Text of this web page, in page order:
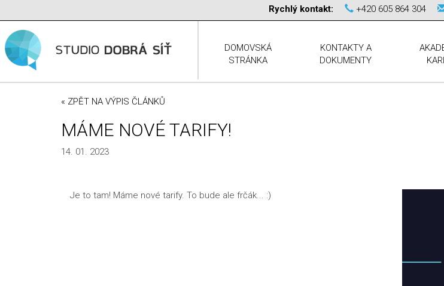
Rychlý kontakt: +420 605 864 304
DOMOVSKÁ
STRÁNKA
KONTAKTY A
DOKUMENTY
« ZPĚT NA VÝPIS ČLÁNKŮ
MÁME NOVÉ TARIFY!
14. 01. 2023
Je to tam! Máme nové tarify. To bude ale frčák... :)